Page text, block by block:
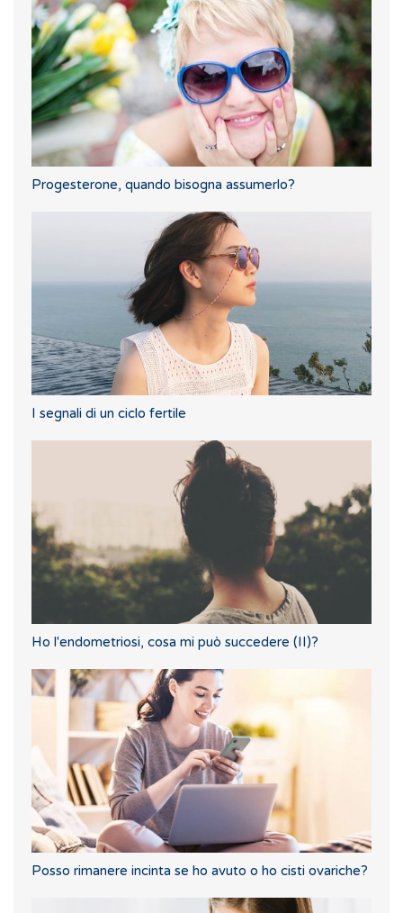
Progesterone, quando bisogna assumerlo?
I segnali di un ciclo fertile
Ho l'endometriosi, cosa mi può succedere (II)?
Posso rimanere incinta se ho avuto o ho cisti ovariche?